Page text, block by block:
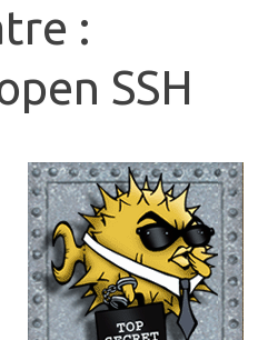
ubuntu/
universe
$ sudo apt update
ubuntu
:
SSH